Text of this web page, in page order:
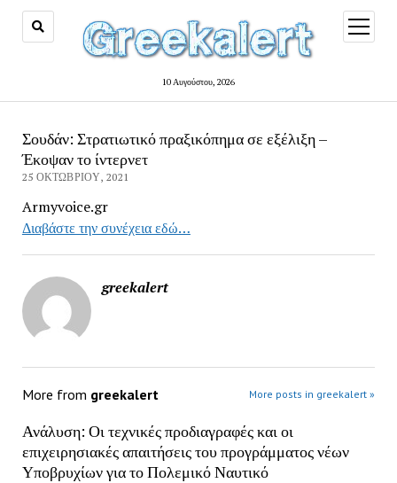
10 Αυγούστου, 2026
open
menu
Σουδάν: Στρατιωτικό πραξικόπημα σε εξέλιξη –
Έκοψαν το ίντερνετ
25 ΟΚΤΩΒΡΊΟΥ, 2021
Armyvoice.gr
Διαβάστε την συνέχεια εδώ…
greekalert
More from greekalert More posts in greekalert »
Ανάλυση: Οι τεχνικές προδιαγραφές και οι
επιχειρησιακές απαιτήσεις του προγράμματος νέων
Υποβρυχίων για το Πολεμικό Ναυτικό